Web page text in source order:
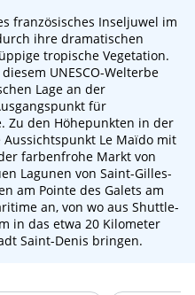
französisches Inseljuwel im
ihre dramatischen
tropische Vegetation.
UNESCO-Welterbe
Lage an der
für
Zu den Höhepunkten in der
Le Maïdo mit
farbenfrohe Markt von
Lagunen von Saint-Gilles-
am Pointe des Galets am
an, von wo aus Shuttle-
in das etwa 20 Kilometer
Saint-Denis bringen.